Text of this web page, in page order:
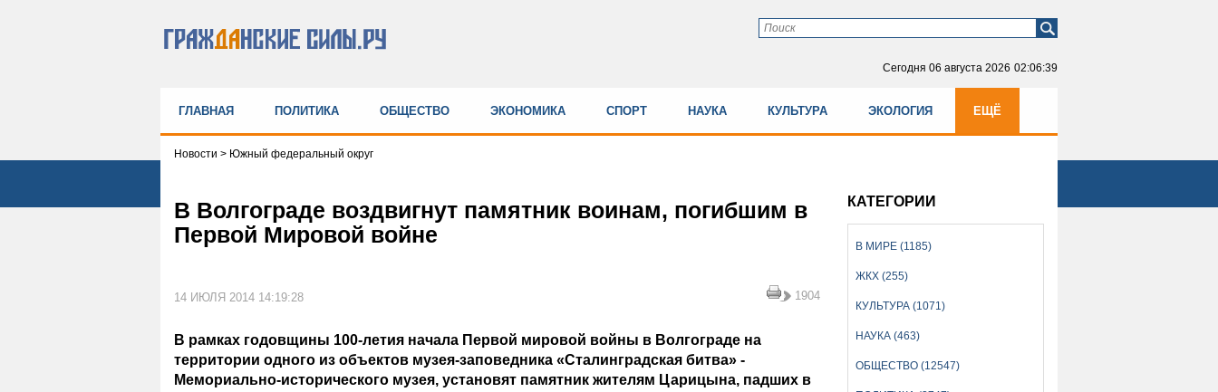
Сегодня 06 августа 2026 02:06:40
ГЛАВНАЯ ПОЛИТИКА ОБЩЕСТВО ЭКОНОМИКА СПОРТ НАУКА КУЛЬТУРА ЭКОЛОГИЯ ЕЩЁ
Новости > Южный федеральный округ
В Волгограде воздвигнут памятник воинам, погибшим в
Первой Мировой войне
14 ИЮЛЯ 2014 14:19:28 1904
В рамках годовщины 100-летия начала Первой мировой войны в Волгограде на
территории одного из объектов музея-заповедника «Сталинградская битва» -
Мемориально-исторического музея, установят памятник жителям Царицына, падших в
КАТЕГОРИИ
В МИРЕ (1185)
ЖКХ (255)
КУЛЬТУРА (1071)
НАУКА (463)
ОБЩЕСТВО (12547)